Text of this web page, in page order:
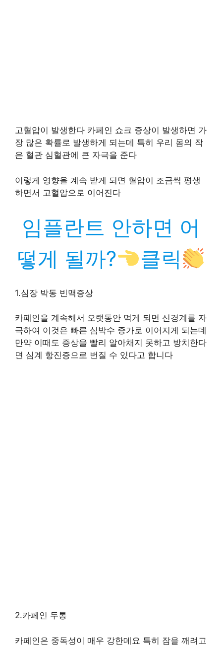
고혈압이 발생한다 카페인 쇼크 증상이 발생하면 가
장 많은 확률로 발생하게 되는데 특히 우리 몸의 작
은 혈관 심혈관에 큰 자극을 준다
이렇게 영향을 계속 받게 되면 혈압이 조금씩 평생
하면서 고혈압으로 이어진다
임플란트 안하면 어
떻게 될까?
클릭
1.심장 박동 빈맥증상
카페인을 계속해서 오랫동안 먹게 되면 신경계를 자
극하여 이것은 빠른 심박수 증가로 이어지게 되는데
만약 이때도 증상을 빨리 알아채지 못하고 방치한다
면 심계 항진증으로 번질 수 있다고 합니다
2.카페인 두통
카페인은 중독성이 매우 강한데요 특히 잠을 깨려고